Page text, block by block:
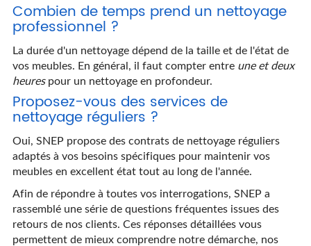
Combien de temps prend un nettoyage
professionnel ?
La durée d'un nettoyage dépend de la taille et de l'état de
vos meubles. En général, il faut compter entre une et deux
heurespour un nettoyage en profondeur.
Proposez-vous des services de
nettoyage réguliers ?
Oui, SNEP propose des contrats de nettoyage réguliers
adaptés à vos besoins spécifiques pour maintenir vos
meubles en excellent état tout au long de l'année.
Afin de répondre à toutes vos interrogations, SNEP a
rassemblé une série de questions fréquentes issues des
retours de nos clients. Ces réponses détaillées vous
permettent de mieux comprendre notre démarche, nos